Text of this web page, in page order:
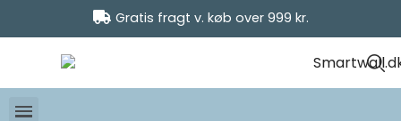
Gratis fragt v. køb over 999 kr.